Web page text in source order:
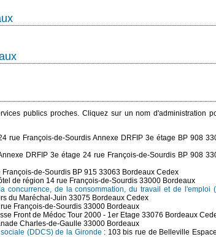
publics proches. Cliquez sur un nom d'administration
rue François-de-Sourdis Annexe DRFIP 3e étage BP 908
DRFIP 3e étage 24 rue François-de-Sourdis BP 908
François-de-Sourdis BP 915 33063 Bordeaux Cedex
de région 14 rue François-de-Sourdis 33000 Bordeaux
concurrence, de la consommation, du travail et de l'emploi
du Maréchal-Juin 33075 Bordeaux Cedex
rue François-de-Sourdis 33000 Bordeaux
Front de Médoc Tour 2000 - 1er Etage 33076 Bordeaux
Charles-de-Gaulle 33000 Bordeaux
(DDCS) de la Gironde : 103 bis rue de Belleville